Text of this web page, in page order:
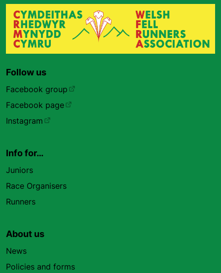
Follow us
Facebook group
Facebook page
Instagram
Info for…
Juniors
Race Organisers
Runners
About us
News
Policies and forms